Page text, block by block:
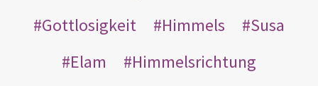
Gottlosigkeit
Himmels
Susa
Elam
Himmelsrichtung